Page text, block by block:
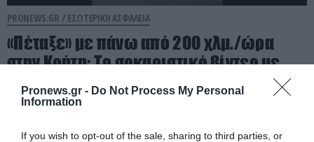
Pronews.gr - Do Not Process My Personal
Information
If you wish to opt-out of the sale, sharing to third parties, or
PRONEWS.GR / ΕΣΩΤΕΡΙΚΗ ΑΣΦΑΛΕΙΑ
«Πέταξε» με πάνω από 200 χλμ./ώρα
στην Κρήτη: Το σοκαριστικό βίντεο με
μοτοσικλέτα που εξαφανίζεται σε
δευτερόλεπτα
06.08.2026 | 16:20